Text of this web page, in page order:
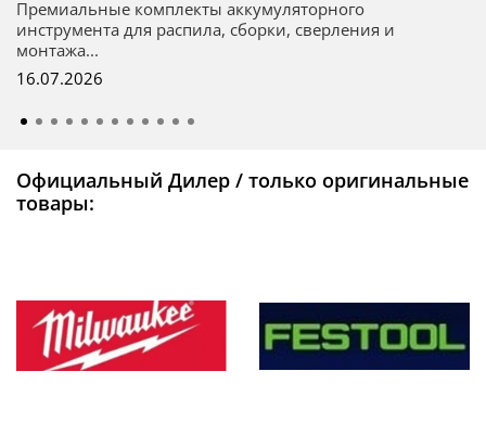
Премиальные комплекты аккумуляторного
инструмента для распила, сборки, сверления и
монтажа...
16.07.2026
Официальный Дилер / только оригинальные
товары: